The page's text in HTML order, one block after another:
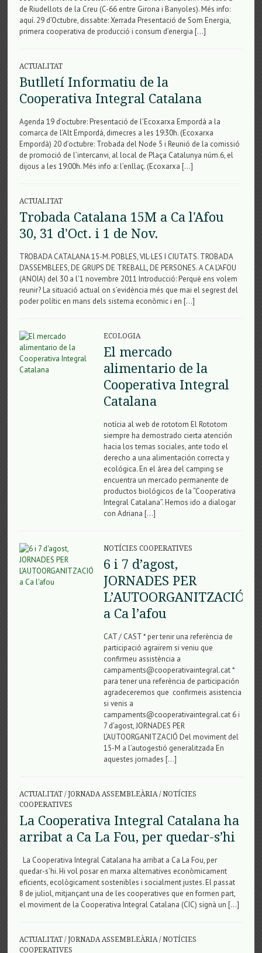
de Riudellots de la Creu (C-66 entre Girona i Banyoles). Més info:
aquí. 29 d’Octubre, dissabte: Xerrada Presentació de Som Energia,
primera cooperativa de producció i consum d’energia […]
ACTUALITAT
Butlletí Informatiu de la
Cooperativa Integral Catalana
Agenda 19 d’octubre: Presentació de l’Ecoxarxa Empordà a la
comarca de l’Alt Empordà, dimecres a les 19:30h. (Ecoxarxa
Empordà) 20 d’octubre: Trobada del Node 5 i Reunió de la comissió
de promoció de l’intercanvi, al local de Plaça Catalunya núm.6, el
dijous a les 19:00h. Més info a: l’enllaç. (Ecoxarxa […]
ACTUALITAT
Trobada Catalana 15M a Ca l'Afou
30, 31 d'Oct. i 1 de Nov.
TROBADA CATALANA 15-M. POBLES, VIL·LES I CIUTATS. TROBADA
D’ASSEMBLEES, DE GRUPS DE TREBALL, DE PERSONES. A CA L’AFOU
(ANOIA) del 30 a l’1 novembre 2011 Introducció: Perquè ens volem
reunir? La situació actual on s’evidència més que mai el segrest del
poder polític en mans dels sistema econòmic i en […]
ECOLOGIA
El mercado
alimentario de la
Cooperativa Integral
Catalana
notícia al web de rototom El Rototom
siempre ha demostrado cierta atención
hacia los temas sociales, ante todo el
derecho a una alimentación correcta y
ecológica. En el área del camping se
encuentra un mercado permanente de
productos biológicos de la “Cooperativa
Integral Catalana”. Hemos ido a dialogar
con Adriana […]
NOTÍCIES COOPERATIVES
6 i 7 d’agost,
JORNADES PER
L’AUTOORGANITZACIÓ
a Ca l’afou
CAT / CAST * per tenir una referència de
participació agraïrem si veniu que
confirmeu assistència a
campaments@cooperativaintegral.cat *
para tener una referència de participación
agradeceremos que confirmeis asistencia
si venis a
campaments@cooperativaintegral.cat 6 i
7 d’agost, JORNADES PER
L’AUTOORGANITZACIÓ Del moviment del
15-M a l’autogestió generalitzada En
aquestes jornades […]
ACTUALITAT /JORNADA ASSEMBLEÀRIA/NOTÍCIES
COOPERATIVES
La Cooperativa Integral Catalana ha
arribat a Ca La Fou, per quedar-s’hi
La Cooperativa Integral Catalana ha arribat a Ca La Fou, per
quedar-s’hi. Hi vol posar en marxa alternatives econòmicament
eficients, ecològicament sostenibles i socialment justes. El passat
8 de juliol, mitjançant una de les cooperatives que en formen part,
el moviment de la Cooperativa Integral Catalana (CIC) signà un […]
ACTUALITAT /JORNADA ASSEMBLEÀRIA/NOTÍCIES
COOPERATIVES